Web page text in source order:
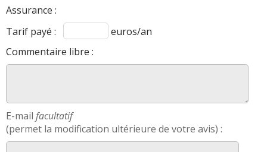
Assurance :
Tarif payé :
euros/an
Commentaire libre :
E-mail facultatif
(permet la modification ultérieure de votre avis) :